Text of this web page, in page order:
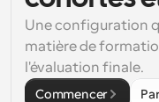
Une configuration
matière de
l'évaluation finale.
Commencer